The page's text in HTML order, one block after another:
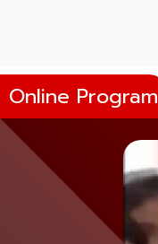
Online Program